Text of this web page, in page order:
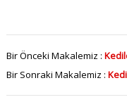
Bir Önceki Makalemiz :
Bir Sonraki Makalemiz :